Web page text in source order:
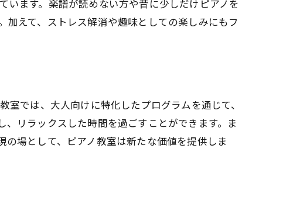
む
ント
ます。楽譜が読めない方や昔に少しだけピアノを
えて、ストレス解消や趣味としての楽しみにもフ
では、大人向けに特化したプログラムを通じて、
リラックスした時間を過ごすことができます。ま
場として、ピアノ教室は新たな価値を提供しま